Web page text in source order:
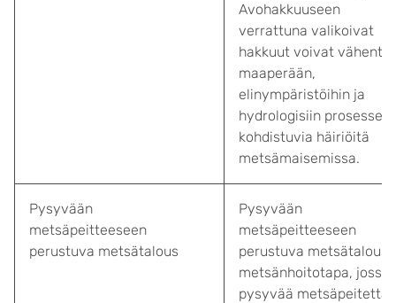
Avohakkuuseen
verrattuna valikoivat
hakkuut voivat
maaperään,
elinympäristöihin ja
hydrologisiin
kohdistuvia häiriöitä
metsämaisemissa.
Pysyvään
metsäpeitteeseen
perustuva metsätalous
Pysyvään
metsäpeitteeseen
perustuva metsätalous
metsänhoitotapa, jossa
pysyvää metsäpeitettä